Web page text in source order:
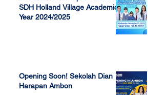
SDH Holland Village Academic
Year 2024/2025
Opening Soon! Sekolah Dian
Harapan Ambon